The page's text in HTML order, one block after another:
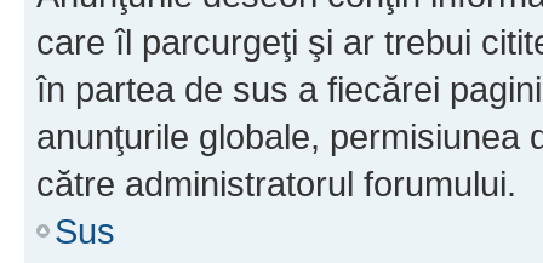
care îl parcurgeţi şi ar trebui
în partea de sus a fiecărei
anunţurile globale, permisiunea
către administratorul forumului.
Sus